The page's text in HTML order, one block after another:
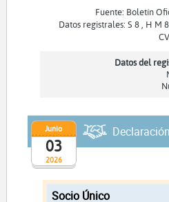
Fuente: Boletín
Datos registrales: S 8 , H M
Datos del
2026
Junio
03
Socio Único